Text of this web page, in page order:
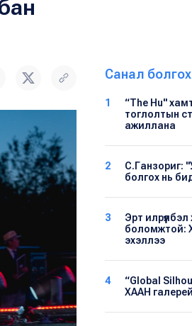
Санал болгох
1
“The Hu"
тоглолтын
ажиллана
2
С.Ганзориг:
болгох нь
3
Эрт
боломжтой:
эхэллээ
4
“Global
ХААН